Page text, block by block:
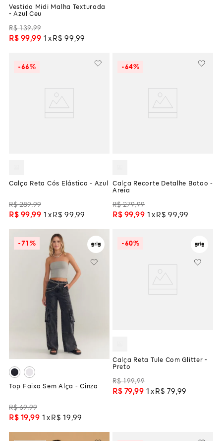
Vestido Midi Malha Texturada
- Azul Ceu
R$ 139,99
R$ 99,99 1 R$ 99 ,99
-66%
Calça Reta Cós Elástico - Azul
R$ 289,99
R$ 99,99 1 R$ 99 ,99
-64%
Calça Recorte Detalhe Botao -
Areia
R$ 279,99
R$ 99,99 1 R$ 99 ,99
-71%
Top Faixa Sem Alça - Cinza
R$ 69,99
R$ 19,99 1 R$ 19 ,99
-60%
Calça Reta Tule Com Glitter -
Preto
R$ 199,99
R$ 79,99 1 R$ 79 ,99